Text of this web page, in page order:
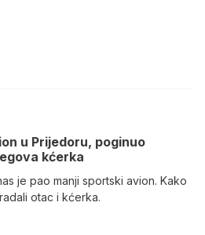
u Prijedoru, poginuo
kćerka
je pao manji sportski avion. Kako
otac i kćerka.